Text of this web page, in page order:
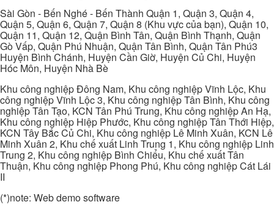
Sài Gòn - Bến Nghé - Bến Thành Quận 1, Quận 3, Quận 4,
Quận 5, Quận 6, Quận 7, Quận 8 (Khu vực của bạn), Quận 10,
Quận 11, Quận 12, Quận Bình Tân, Quận Bình Thạnh, Quận
Gò Vấp, Quận Phú Nhuận, Quận Tân Bình, Quận Tân Phú3
Huyện Bình Chánh, Huyện Cần Giờ, Huyện Củ Chi, Huyện
Hóc Môn, Huyện Nhà Bè
Khu công nghiệp Đông Nam, Khu công nghiệp Vĩnh Lộc, Khu
công nghiệp Vĩnh Lộc 3, Khu công nghiệp Tân Bình, Khu công
nghiệp Tân Tạo, KCN Tân Phú Trung, Khu công nghiệp An Hạ,
Khu công nghiệp Hiệp Phước, Khu công nghiệp Tân Thới Hiệp,
KCN Tây Bắc Củ Chi, Khu công nghiệp Lê Minh Xuân, KCN Lê
Minh Xuân 2, Khu chế xuất Linh Trung 1, Khu công nghiệp Linh
Trung 2, Khu công nghiệp Bình Chiểu, Khu chế xuất Tân
Thuận, Khu công nghiệp Phong Phú, Khu công nghiệp Cát Lái
II
(*)note: Web demo software